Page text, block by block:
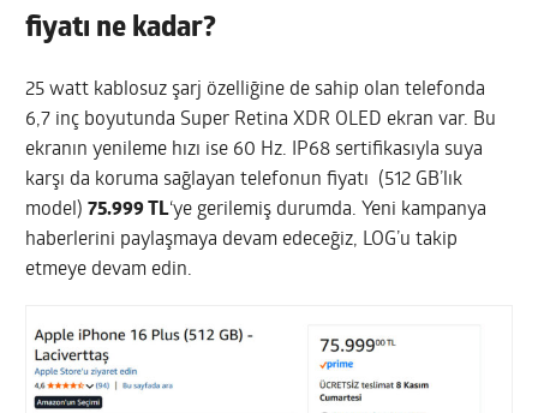
fiyatı ne kadar?
25 watt kablosuz şarj özelliğine de sahip olan telefonda
6,7 inç boyutunda Super Retina XDR OLED ekran var. Bu
ekranın yenileme hızı ise 60 Hz. IP68 sertifikasıyla suya
karşı da koruma sağlayan telefonun fiyatı (512 GB’lık
model)75.999 TL‘ye gerilemiş durumda. Yeni kampanya
haberlerini paylaşmaya devam edeceğiz, LOG’u takip
etmeye devam edin.